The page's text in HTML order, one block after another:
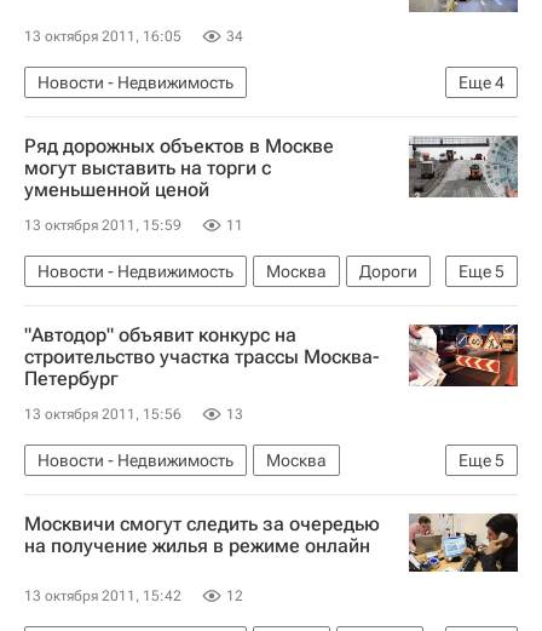
13 октября 2011, 16:05 34
Еще4
Новости - Недвижимость
Коммерческая недвижимость
Тульская область
Инфраструктура Россия
Ряд дорожных объектов в Москве
могут выставить на торги с
уменьшенной ценой
13 октября 2011, 15:59 11
Еще5
Новости - Недвижимость Москва
Дороги
Департамент строительства
Торги
Андрей Бочкарев
Инфраструктура Россия
"Автодор" объявит конкурс на
строительство участка трассы Москва-
Петербург
13 октября 2011, 15:56 13
Еще5
Новости - Недвижимость
Москва
Санкт-Петербург
Дороги
Строительство
Инфраструктура
Россия
Москвичи смогут следить за очередью
на получение жилья в режиме онлайн
13 октября 2011, 15:42 12